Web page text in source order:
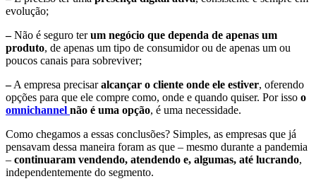
evolução;
–Não é seguro terum negócio que dependa de apenas um
produto, de apenas um tipo de consumidor ou de apenas um ou
poucos canais para sobreviver;
–A empresa precisaralcançar o cliente onde ele estiver, oferendo
opções para que ele compre como, onde e quando quiser. Por isso o
omnichannel não é uma opção, é uma necessidade.
Como chegamos a essas conclusões? Simples, as empresas que já
pensavam dessa maneira foram as que – mesmo durante a pandemia
– continuaram vendendo, atendendo e, algumas, até lucrando,
independentemente do segmento.